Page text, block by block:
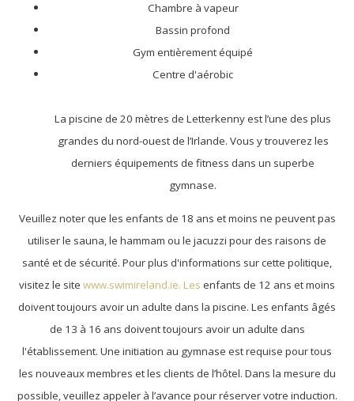
Chambre à vapeur
Bassin profond
Gym entièrement équipé
Centre d'aérobic
La piscine de 20 mètres de Letterkenny est l’une des plus
grandes du nord-ouest de l’Irlande. Vous y trouverez les
derniers équipements de fitness dans un superbe
gymnase.
Veuillez noter que les enfants de 18 ans et moins ne peuvent pas
utiliser le sauna, le hammam ou le jacuzzi pour des raisons de
santé et de sécurité. Pour plus d'informations sur cette politique,
visitez le site www.swimireland.ie. Les enfants de 12 ans et moins
doivent toujours avoir un adulte dans la piscine. Les enfants âgés
de 13 à 16 ans doivent toujours avoir un adulte dans
l'établissement. Une initiation au gymnase est requise pour tous
les nouveaux membres et les clients de l’hôtel. Dans la mesure du
possible, veuillez appeler à l’avance pour réserver votre induction.